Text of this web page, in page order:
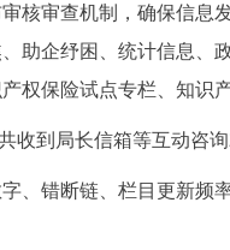
审查机制，确保信息
助企纾困、统计信息
权保险试点专栏、知识
到局长信箱等互动咨询
错断链、栏目更新频